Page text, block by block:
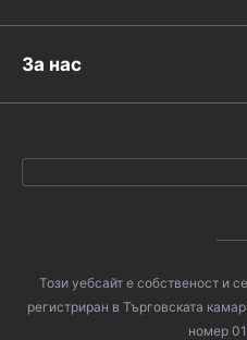
За нас
Този уебсайт е собственост и
регистриран в Търговската
номер